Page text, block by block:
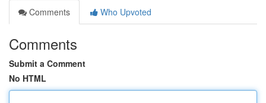
Comments
Who Upvoted
Comments
Submit a Comment
No HTML